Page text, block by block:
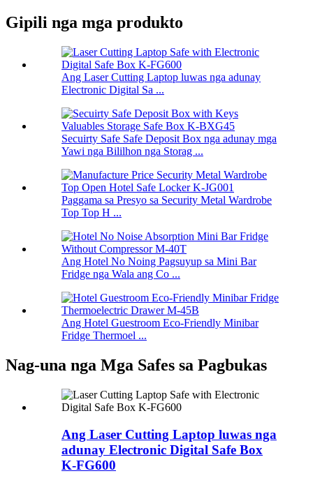
Gipili nga mga produkto
Ang Laser Cutting Laptop luwas nga adunay
Electronic Digital Sa ...
Secuirty Safe Safe Deposit Box nga adunay mga
Yawi nga Bililhon nga Storag ...
Paggama sa Presyo sa Security Metal Wardrobe
Top Top H ...
Ang Hotel No Noing Pagsuyup sa Mini Bar
Fridge nga Wala ang Co ...
Ang Hotel Guestroom Eco-Friendly Minibar
Fridge Thermoel ...
Nag-una nga Mga Safes sa Pagbukas
Ang Laser Cutting Laptop luwas nga
adunay Electronic Digital Safe Box
K-FG600